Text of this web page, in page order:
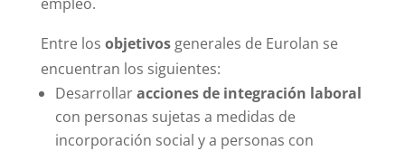
Entre los objetivosgenerales de Eurolan se
encuentran los siguientes:
Desarrollaracciones de integración laboral
con personas sujetas a medidas de
incorporación social y a personas con